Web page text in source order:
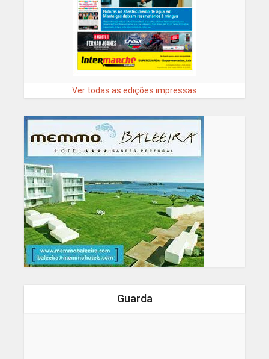
Ver todas as edições impressas
Guarda